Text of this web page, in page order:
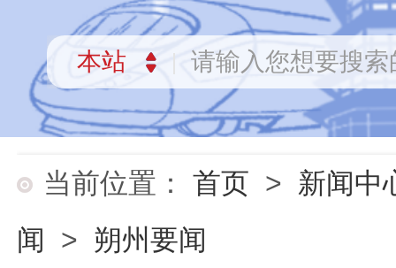
当前位置： 首页 > 新闻中
闻 > 朔州要闻